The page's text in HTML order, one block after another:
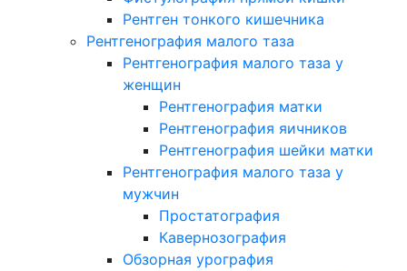
Рентген тонкого кишечника
Рентгенография малого таза
Рентгенография малого таза у
женщин
Рентгенография матки
Рентгенография яичников
Рентгенография шейки матки
Рентгенография малого таза у
мужчин
Простатография
Кавернозография
Обзорная урография